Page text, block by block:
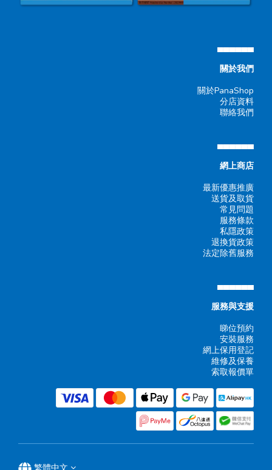
▄▄▄▄▄▄
關於我們
關於PanaShop
分店資料
聯絡我們
▄▄▄▄▄▄
網上商店
最新優惠推廣
送貨及取貨
常見問題
服務條款
私隱政策
退換貨政策
法定除舊服務
▄▄▄▄▄▄
服務與支援
睇位預約
安裝服務
網上保用登記
維修及保養
索取報價單